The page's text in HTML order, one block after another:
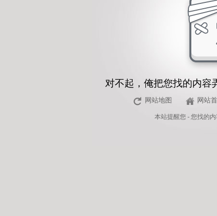
对不起，俺把您找的内容
网站地图 网站
本站提醒您 - 您找的